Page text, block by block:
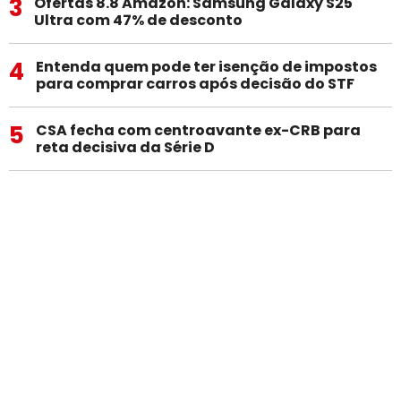
3
Ultra com 47% de desconto
4
Entenda quem pode ter isenção de impostos
para comprar carros após decisão do STF
5
CSA fecha com centroavante ex-CRB para
reta decisiva da Série D